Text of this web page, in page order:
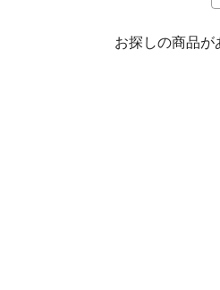
お探しの商品が